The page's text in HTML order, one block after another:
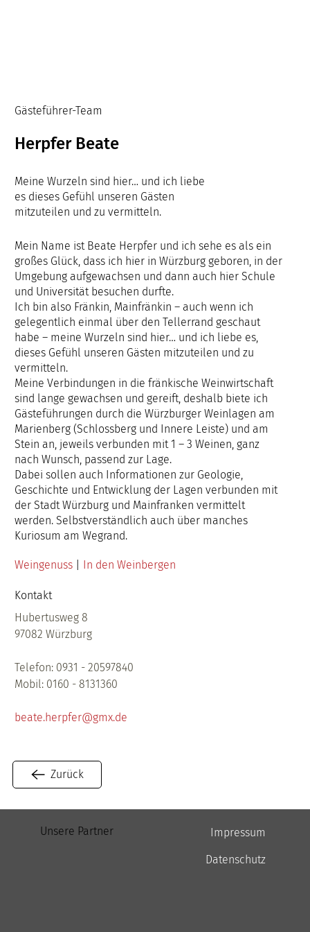
Kontakt
Hubertusweg 8
97082 Würzburg
Telefon: 0931 - 20597840
Mobil: 0160 - 8131360
beate.herpfer@gmx.de
Gästeführer-Team
Meine Wurzeln sind hier… und ich liebe
es dieses Gefühl unseren Gästen
mitzuteilen und zu vermitteln.
Herpfer Beate
Mein Name ist Beate Herpfer und ich sehe es als ein
großes Glück, dass ich hier in Würzburg geboren, in der
Umgebung aufgewachsen und dann auch hier Schule
und Universität besuchen durfte.
Ich bin also Fränkin, Mainfränkin – auch wenn ich
gelegentlich einmal über den Tellerrand geschaut
habe – meine Wurzeln sind hier… und ich liebe es,
dieses Gefühl unseren Gästen mitzuteilen und zu
vermitteln.
Meine Verbindungen in die fränkische Weinwirtschaft
sind lange gewachsen und gereift, deshalb biete ich
Gästeführungen durch die Würzburger Weinlagen am
Marienberg (Schlossberg und Innere Leiste) und am
Stein an, jeweils verbunden mit 1 – 3 Weinen, ganz
nach Wunsch, passend zur Lage.
Dabei sollen auch Informationen zur Geologie,
Geschichte und Entwicklung der Lagen verbunden mit
der Stadt Würzburg und Mainfranken vermittelt
werden. Selbstverständlich auch über manches
Kuriosum am Wegrand.
Weingenuss In den Weinbergen
Zurück
Unsere Partner Impressum
Datenschutz